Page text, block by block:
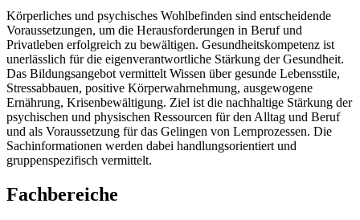
Körperliches und psychisches Wohlbefinden sind entscheidende
Voraussetzungen, um die Herausforderungen in Beruf und
Privatleben erfolgreich zu bewältigen. Gesundheitskompetenz ist
unerlässlich für die eigenverantwortliche Stärkung der Gesundheit.
Das Bildungsangebot vermittelt Wissen über gesunde Lebensstile,
Stressabbauen, positive Körperwahrnehmung, ausgewogene
Ernährung, Krisenbewältigung. Ziel ist die nachhaltige Stärkung der
psychischen und physischen Ressourcen für den Alltag und Beruf
und als Voraussetzung für das Gelingen von Lernprozessen. Die
Sachinformationen werden dabei handlungsorientiert und
gruppenspezifisch vermittelt.
Fachbereiche